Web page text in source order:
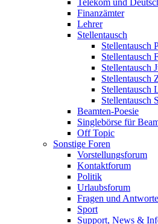
Telekom und
Finanzämter
Lehrer
Stellentausch
Stellentausch
Stellentausch
Stellentausch
Stellentausch
Stellentausch
Stellentausch
Beamten-Poesie
Singlebörse für
Off Topic
Sonstige Foren
Vorstellungsforum
Kontaktforum
Politik
Urlaubsforum
Fragen und
Sport
Support, News &